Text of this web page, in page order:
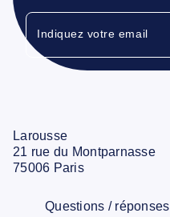
Indiquez votre email
Larousse
21 rue du Montparnasse
75006 Paris
Questions / réponses